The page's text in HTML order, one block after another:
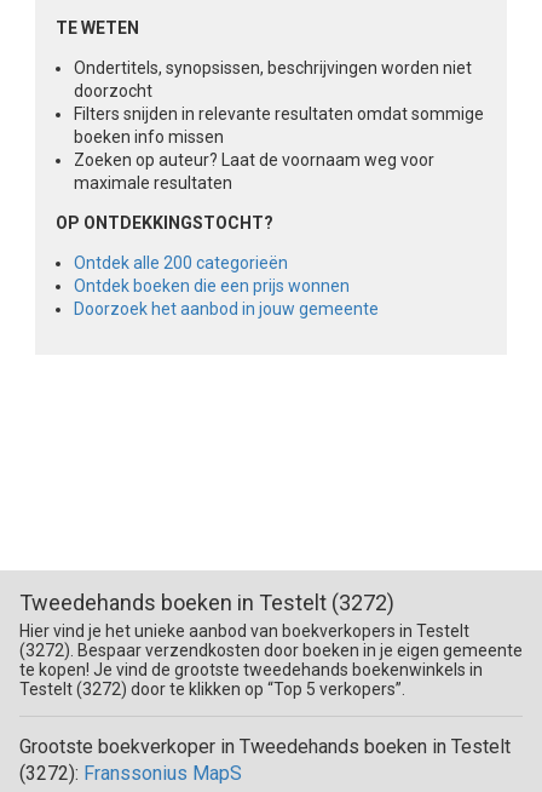
TE WETEN
Ondertitels, synopsissen, beschrijvingen worden niet
doorzocht
Filters snijden in relevante resultaten omdat sommige
boeken info missen
Zoeken op auteur? Laat de voornaam weg voor
maximale resultaten
OP ONTDEKKINGSTOCHT?
Ontdek alle 200 categorieën
Ontdek boeken die een prijs wonnen
Doorzoek het aanbod in jouw gemeente
Tweedehands boeken in Testelt (3272)
Hier vind je het unieke aanbod van boekverkopers in Testelt
(3272). Bespaar verzendkosten door boeken in je eigen gemeente
te kopen! Je vind de grootste tweedehands boekenwinkels in
Testelt (3272) door te klikken op “Top 5 verkopers”.
Grootste boekverkoper in Tweedehands boeken in Testelt
(3272): Franssonius MapS